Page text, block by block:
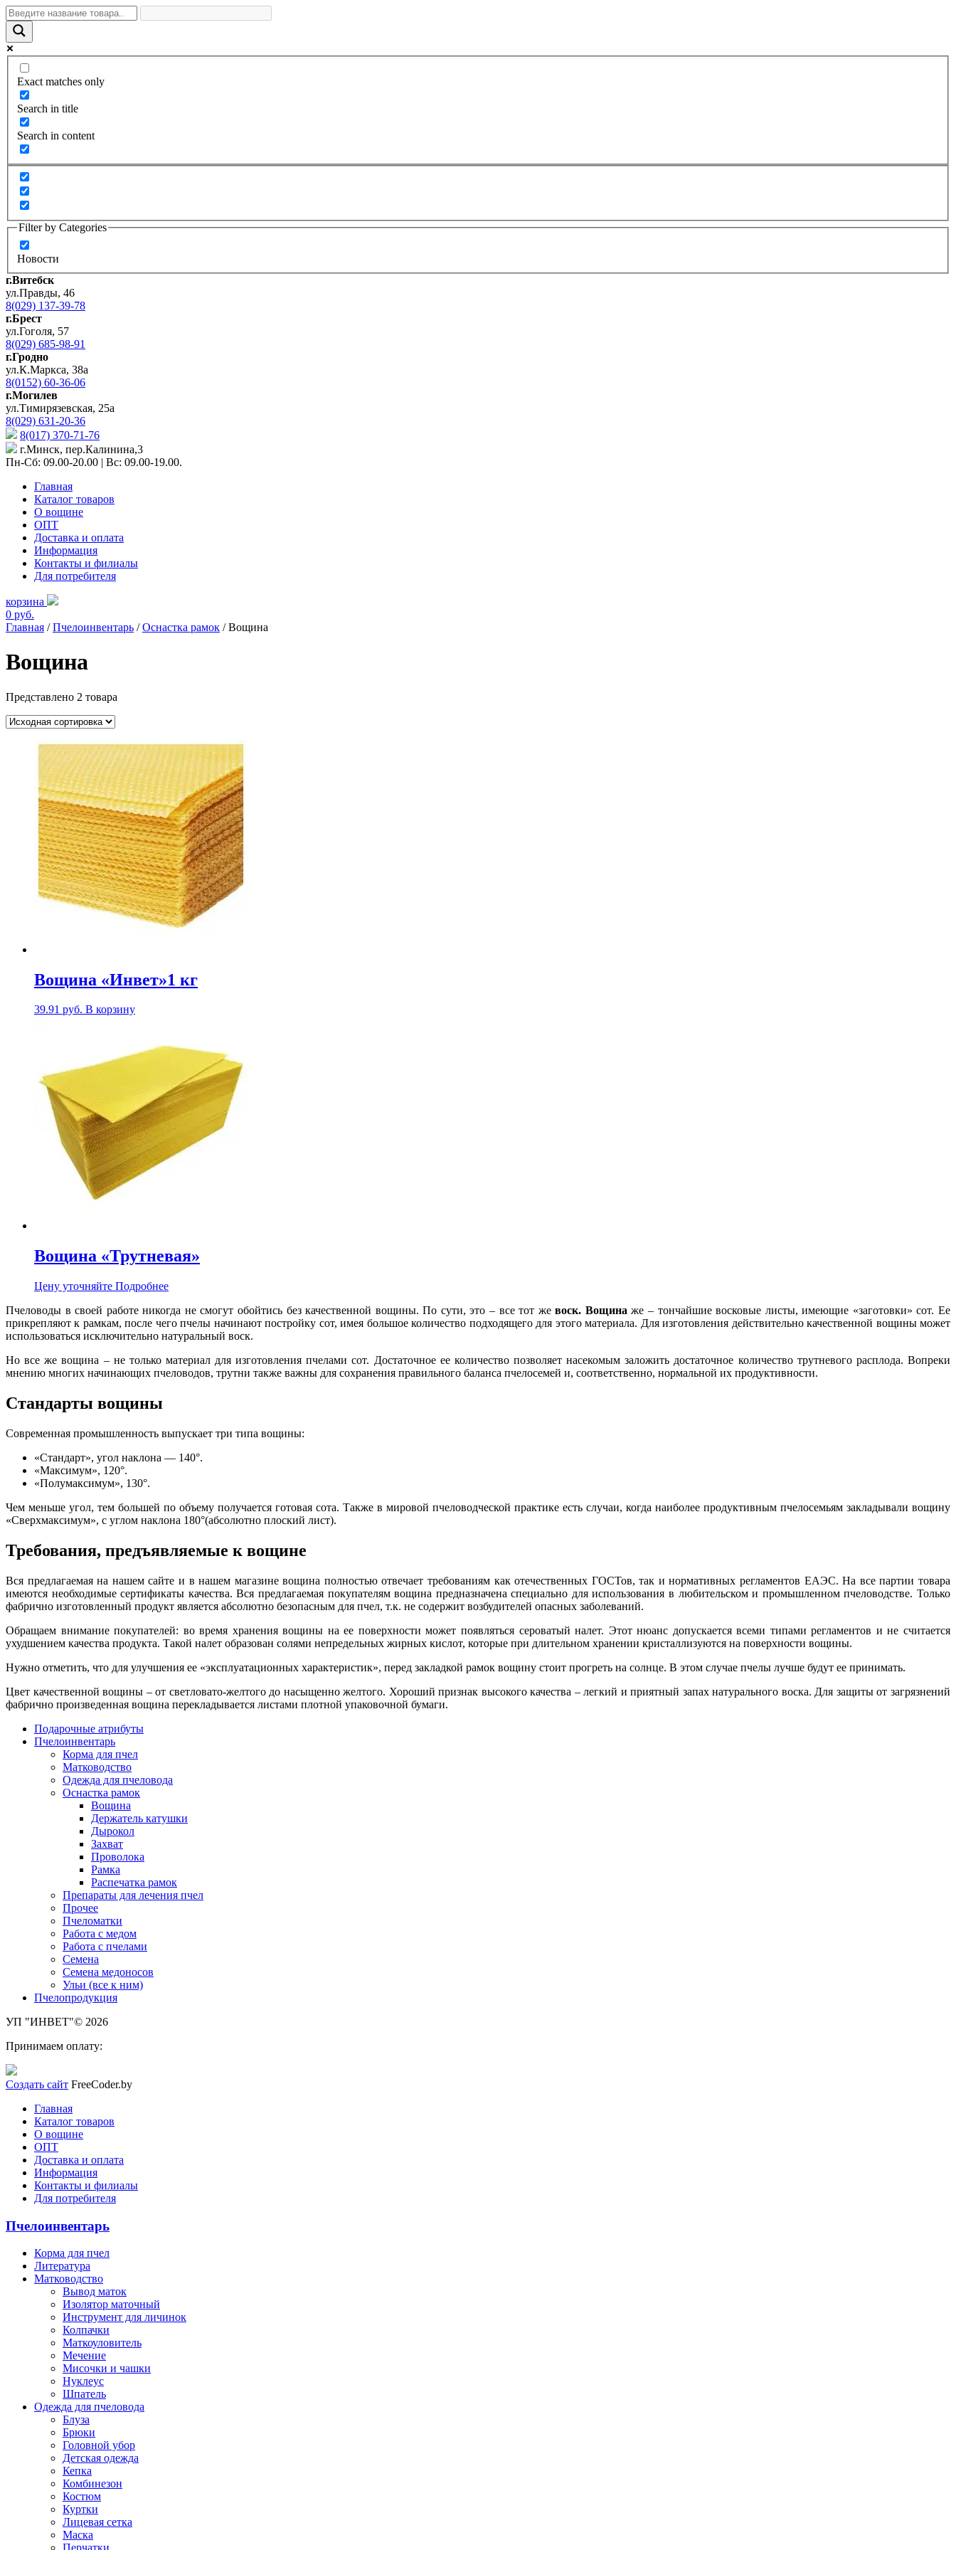
Exact matches only
Search in title
Search in content
Filter by Categories
Новости
г.Витебск
ул.Правды, 46
8(029) 137-39-78
г.Брест
ул.Гоголя, 57
8(029) 685-98-91
г.Гродно
ул.К.Маркса, 38а
8(0152) 60-36-06
г.Могилев
ул.Тимирязевская, 25а
8(029) 631-20-36
8(017) 370-71-76
г.Минск, пер.Калинина,3
Пн-Сб: 09.00-20.00 | Вс: 09.00-19.00.
Главная
Каталог товаров
О вощине
ОПТ
Доставка и оплата
Информация
Контакты и филиалы
Для потребителя
корзина
0 руб.
Главная /Пчелоинвентарь /Оснастка рамок / Вощина
Вощина
Представлено 2 товара
Вощина «Инвет»1 кг
39.91 руб. В корзину
Вощина «Трутневая»
Цену уточняйте Подробнее
Пчеловоды в своей работе никогда не смогут обойтись без качественной вощины. По сути, это – все тот жевоск. Вощинаже – тончайшие восковые листы, имеющие «заготовки» сот. Ее
прикрепляют к рамкам, после чего пчелы начинают постройку сот, имея большое количество подходящего для этого материала. Для изготовления действительно качественной вощины может
использоваться исключительно натуральный воск.
Но все же вощина – не только материал для изготовления пчелами сот. Достаточное ее количество позволяет насекомым заложить достаточное количество трутневого расплода. Вопреки
мнению многих начинающих пчеловодов, трутни также важны для сохранения правильного баланса пчелосемей и, соответственно, нормальной их продуктивности.
Стандарты вощины
Современная промышленность выпускает три типа вощины:
«Стандарт», угол наклона — 140°.
«Максимум», 120°.
«Полумаксимум», 130°.
Чем меньше угол, тем большей по объему получается готовая сота. Также в мировой пчеловодческой практике есть случаи, когда наиболее продуктивным пчелосемьям закладывали вощину
«Сверхмаксимум», с углом наклона 180°(абсолютно плоский лист).
Требования, предъявляемые к вощине
Вся предлагаемая на нашем сайте и в нашем магазине вощина полностью отвечает требованиям как отечественных ГОСТов, так и нормативных регламентов ЕАЭС. На все партии товара
имеются необходимые сертификаты качества. Вся предлагаемая покупателям вощина предназначена специально для использования в любительском и промышленном пчеловодстве. Только
фабрично изготовленный продукт является абсолютно безопасным для пчел, т.к. не содержит возбудителей опасных заболеваний.
Обращаем внимание покупателей: во время хранения вощины на ее поверхности может появляться сероватый налет. Этот нюанс допускается всеми типами регламентов и не считается
ухудшением качества продукта. Такой налет образован солями непредельных жирных кислот, которые при длительном хранении кристаллизуются на поверхности вощины.
Нужно отметить, что для улучшения ее «эксплуатационных характеристик», перед закладкой рамок вощину стоит прогреть на солнце. В этом случае пчелы лучше будут ее принимать.
Цвет качественной вощины – от светловато-желтого до насыщенно желтого. Хороший признак высокого качества – легкий и приятный запах натурального воска. Для защиты от загрязнений
фабрично произведенная вощина перекладывается листами плотной упаковочной бумаги.
Подарочные атрибуты
Пчелоинвентарь
Корма для пчел
Матководство
Одежда для пчеловода
Оснастка рамок
Вощина
Держатель катушки
Дырокол
Захват
Проволока
Рамка
Распечатка рамок
Препараты для лечения пчел
Прочее
Пчеломатки
Работа с медом
Работа с пчелами
Семена
Семена медоносов
Ульи (все к ним)
Пчелопродукция
УП "ИНВЕТ"© 2026
Принимаем оплату:
Создать сайт FreeCoder.by
Главная
Каталог товаров
О вощине
ОПТ
Доставка и оплата
Информация
Контакты и филиалы
Для потребителя
Пчелоинвентарь
Корма для пчел
Литература
Матководство
Вывод маток
Изолятор маточный
Инструмент для личинок
Колпачки
Маткоуловитель
Мечение
Мисочки и чашки
Нуклеус
Шпатель
Одежда для пчеловода
Блуза
Брюки
Головной убор
Детская одежда
Кепка
Комбинезон
Костюм
Куртки
Лицевая сетка
Маска